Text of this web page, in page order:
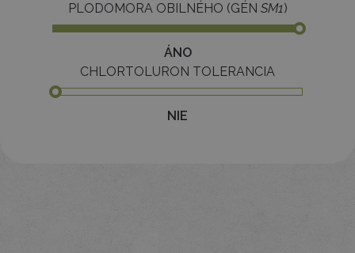
PLODOMORA OBILNÉHO (GÉN SM1)
ÁNO
CHLORTOLURON TOLERANCIA
NIE